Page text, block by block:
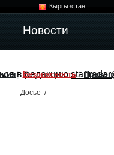
Кыргызстан
Новости
Безопасность
в редакцию
Досье /